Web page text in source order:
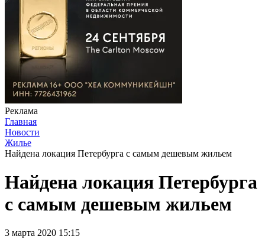
Реклама
Главная
Новости
Жилье
Найдена локация Петербурга с самым дешевым жильем
Найдена локация Петербурга
с самым дешевым жильем
3 марта 2020 15:15